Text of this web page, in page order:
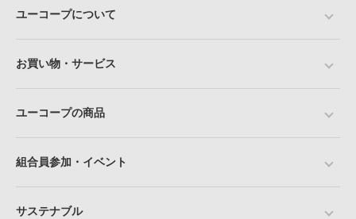
ユーコープについて
お買い物・サービス
ユーコープの商品
組合員参加・イベント
サステナブル